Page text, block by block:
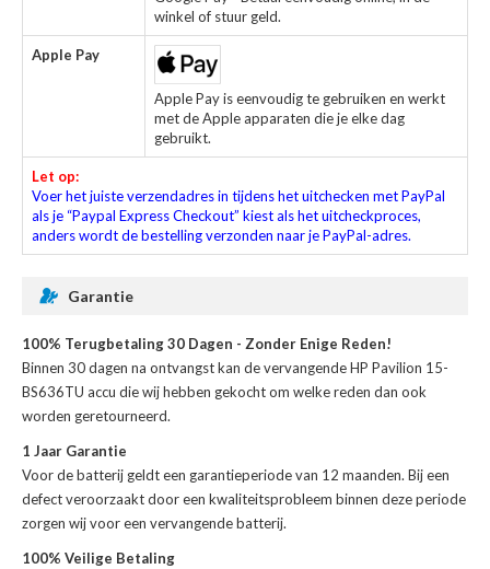
winkel of stuur geld.
Apple Pay
Apple Pay is eenvoudig te gebruiken en werkt
met de Apple apparaten die je elke dag
gebruikt.
Let op:
Voer het juiste verzendadres in tijdens het uitchecken met PayPal
als je “Paypal Express Checkout” kiest als het uitcheckproces,
anders wordt de bestelling verzonden naar je PayPal-adres.
Garantie
100% Terugbetaling 30 Dagen - Zonder Enige Reden!
Binnen 30 dagen na ontvangst kan devervangende HP Pavilion 15-
BS636TU accu die wij hebben gekocht om welke reden dan ook
worden geretourneerd.
1 Jaar Garantie
Voor debatterij geldt een garantieperiode van 12 maanden. Bij een
defect veroorzaakt door een kwaliteitsprobleem binnen deze periode
zorgen wij voor een vervangende batterij.
100% Veilige Betaling